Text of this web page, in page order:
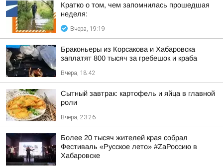
Кратко о том, чем запомнилась прошедшая
неделя:
Вчера, 19:19
Браконьеры из Корсакова и Хабаровска
заплатят 800 тысяч за гребешок и краба
Вчера, 18:42
Сытный завтрак: картофель и яйца в главной
роли
Вчера, 23:26
Более 20 тысяч жителей края собрал
Фестиваль «Русское лето» #ZaРоссию в
Хабаровске